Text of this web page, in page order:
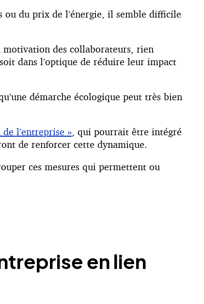
ou du prix de l’énergie, il semble difficile
des collaborateurs, rien
dans l’optique de réduire leur impact
démarche écologique peut très bien
l’entreprise », qui pourrait être intégré
de renforcer cette dynamique.
ces mesures qui permettent ou
en lien